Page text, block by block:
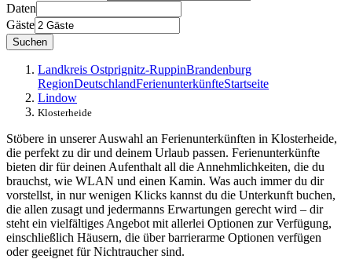
Daten
Gäste
Suchen
Landkreis Ostprignitz-RuppinBrandenburg
RegionDeutschlandFerienunterkünfteStartseite
Lindow
Klosterheide
Stöbere in unserer Auswahl an Ferienunterkünften in Klosterheide,
die perfekt zu dir und deinem Urlaub passen. Ferienunterkünfte
bieten dir für deinen Aufenthalt all die Annehmlichkeiten, die du
brauchst, wie WLAN und einen Kamin. Was auch immer du dir
vorstellst, in nur wenigen Klicks kannst du die Unterkunft buchen,
die allen zusagt und jedermanns Erwartungen gerecht wird – dir
steht ein vielfältiges Angebot mit allerlei Optionen zur Verfügung,
einschließlich Häusern, die über barrierarme Optionen verfügen
oder geeignet für Nichtraucher sind.